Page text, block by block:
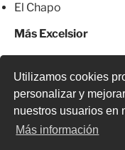
Utilizamos cookies
personalizar y
nuestros usuarios en
Más información
El Chapo
Más Excelsior
© 2026 Todos los
o parcial,